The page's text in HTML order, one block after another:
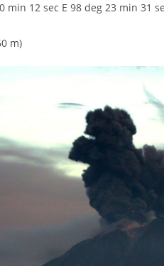
min 12 sec E 98 deg 23 min 31
m)